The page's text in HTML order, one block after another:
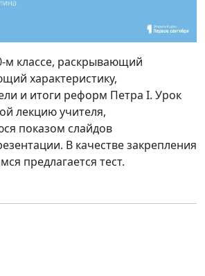
м классе, раскрывающий
характеристику,
и итоги реформ Петра I. Урок
лекцию учителя,
показом слайдов
В качестве закрепления
предлагается тест.